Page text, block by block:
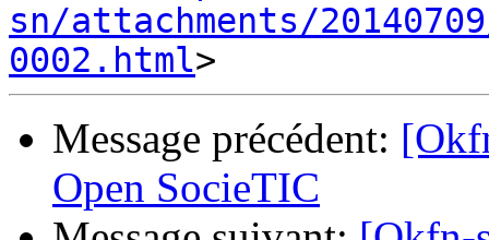
sn/attachments/
0002.html
Message précédent:
Open SocieTIC